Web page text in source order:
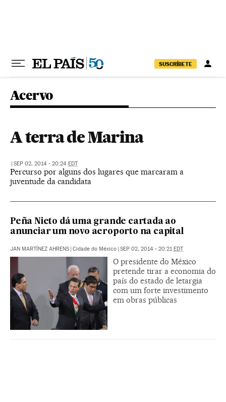
SUSCRÍBETE
Acervo
A terra de Marina
| SEP 02, 2014 - 20:24 EDT
Percurso por alguns dos lugares que marcaram a
juventude da candidata
Peña Nieto dá uma grande cartada ao
anunciar um novo aeroporto na capital
JAN MARTÍNEZ AHRENS | Cidade do México | SEP 02, 2014 - 20:21EDT
O presidente do México
pretende tirar a economia do
país do estado de letargia
com um forte investimento
em obras públicas